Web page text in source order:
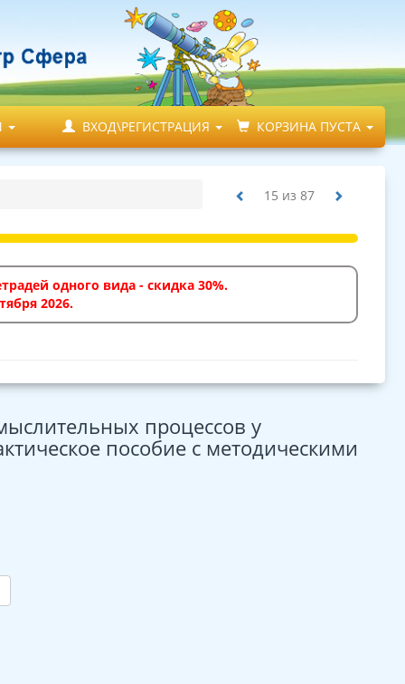
ВХОД\РЕГИСТРАЦИЯ КОРЗИНА ПУСТА
15 из 87
одного вида - скидка 30%.
2026.
процессов у
пособие с методическими